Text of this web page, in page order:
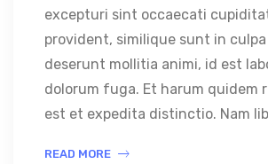
excepturi sint occaecati
provident, similique sunt in
deserunt mollitia animi, id est
dolorum fuga. Et harum quidem
est et expedita distinctio. Nam
READ MORE